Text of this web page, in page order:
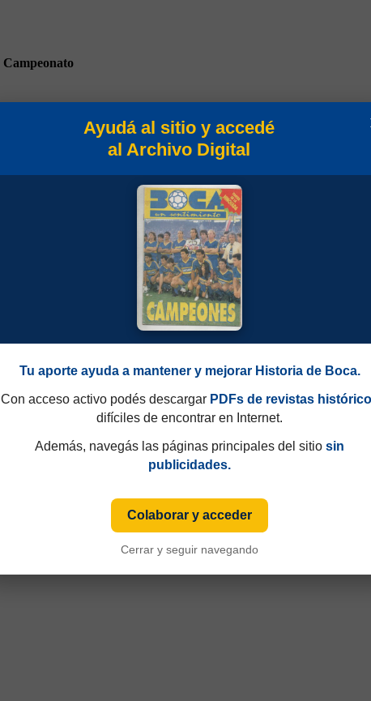
Campeonato
Ayudá al sitio y accedé
al Archivo Digital
Tu aporte ayuda a mantener y mejorar Historia de Boca.
Con acceso activo podés descargar PDFs de revistas
difíciles de encontrar en Internet.
Además, navegás las páginas principales del sitio sin
publicidades.
Colaborar y acceder
Cerrar y seguir navegando